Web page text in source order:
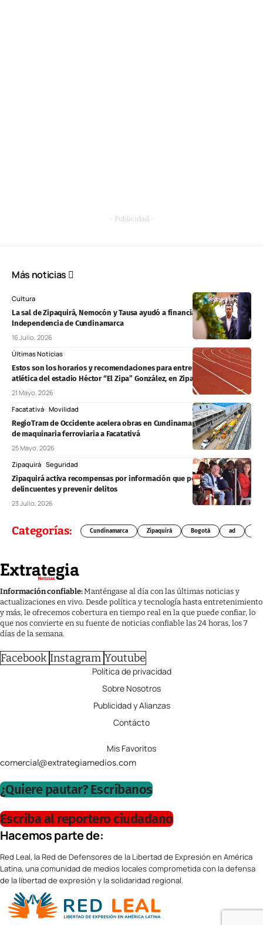
- Publicidad -
Más noticias
Cultura
La sal de Zipaquirá, Nemocón y Tausa ayudó a financiar la
Independencia de Cundinamarca
16 Julio, 2026
Últimas Noticias
Estos son los horarios y recomendaciones para entrenar en la pista
atlética del estadio Héctor “El Zipa” González, en Zipaquirá
21 Mayo, 2026
Facatativá Movilidad
RegioTram de Occidente acelera obras en Cundinamarca con llegada
de maquinaria ferroviaria a Facatativá
25 Mayo, 2026
Zipaquirá Seguridad
Zipaquirá activa recompensas por información que permita capturar
delincuentes y prevenir delitos
23 Julio, 2026
Categorías: Cundinamarca Zipaquirá Bogotá ad
Información confiable:Manténgase al día con las últimas noticias y
actualizaciones en vivo. Desde política y tecnología hasta entretenimiento
y más, le ofrecemos cobertura en tiempo real en la que puede confiar, lo
que nos convierte en su fuente de noticias confiable las 24 horas, los 7
días de la semana.
Facebook Instagram Youtube
Política de privacidad
Sobre Nosotros
Publicidad y Alianzas
Contácto
Mis Favoritos
comercial@extrategiamedios.com
¿Quiere pautar? Escríbanos
Escriba al reportero ciudadano
Hacemos parte de:
Red Leal, la Red de Defensores de la Libertad de Expresión en América
Latina, una comunidad de medios locales comprometida con la defensa
de la libertad de expresión y la solidaridad regional.